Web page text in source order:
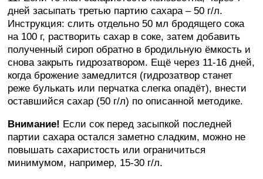
дней засыпать третью партию сахара – 50 г/л.
Инструкция: слить отдельно 50 мл бродящего сока
на 100 г, растворить сахар в соке, затем добавить
полученный сироп обратно в бродильную ёмкость и
снова закрыть гидрозатвором. Ещё через 11-16 дней,
когда брожение замедлится (гидрозатвор станет
реже булькать или перчатка слегка опадёт), внести
оставшийся сахар (50 г/л) по описанной методике.
Внимание! Если сок перед засыпкой последней
партии сахара остался заметно сладким, можно не
повышать сахаристость или ограничиться
минимумом, например, 15-30 г/л.